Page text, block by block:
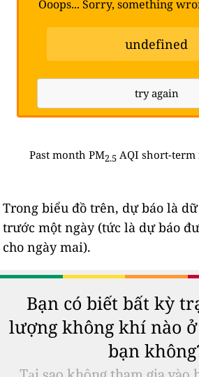
Ooops... Sorry, something
undefined
try again
Past month PM2.5 AQI short-term
Trong biểu đồ trên, dự báo là
trước một ngày (tức là dự báo
cho ngày mai).
Bạn có biết bất kỳ
lượng không khí nào
bạn